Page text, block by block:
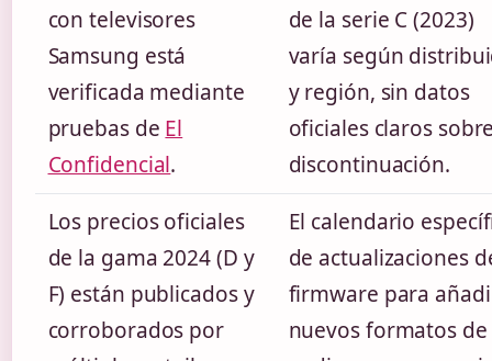
con televisores
Samsung está
verificada mediante
pruebas de El
Confidencial.
de la serie C (2023)
varía según
y región, sin datos
oficiales claros
discontinuación.
Los precios oficiales
de la gama 2024 (D y
F) están publicados y
corroborados por
El calendario
de actualizaciones
firmware para
nuevos formatos de